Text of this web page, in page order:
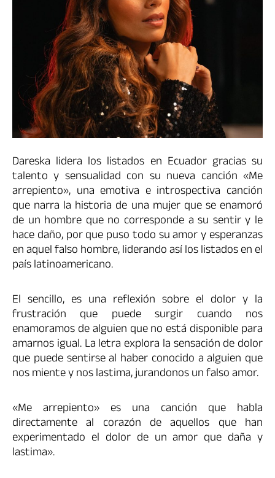
Dareska lidera los listados en Ecuador gracias su
talento y sensualidad con su nueva canción «Me
arrepiento», una emotiva e introspectiva canción
que narra la historia de una mujer que se enamoró
de un hombre que no corresponde a su sentir y le
hace daño, por que puso todo su amor y esperanzas
en aquel falso hombre, liderando así los listados en el
país latinoamericano.
El sencillo, es una reflexión sobre el dolor y la
frustración que puede surgir cuando nos
enamoramos de alguien que no está disponible para
amarnos igual. La letra explora la sensación de dolor
que puede sentirse al haber conocido a alguien que
nos miente y nos lastima, jurandonos un falso amor.
«Me arrepiento» es una canción que habla
directamente al corazón de aquellos que han
experimentado el dolor de un amor que daña y
lastima».